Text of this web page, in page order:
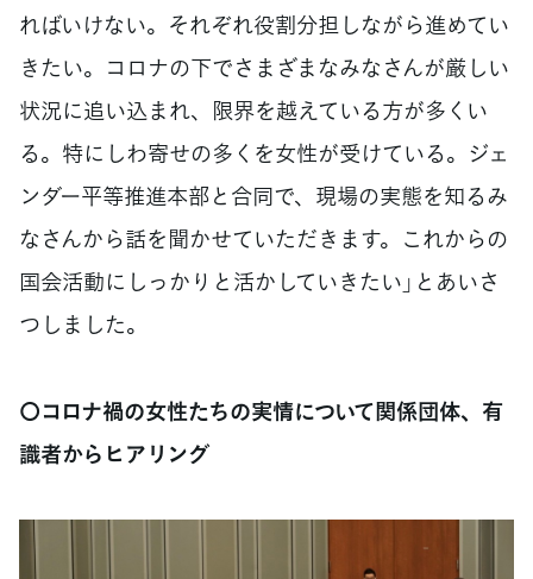
ればいけない。それぞれ役割分担しながら進めてい
きたい。コロナの下でさまざまなみなさんが厳しい
状況に追い込まれ、限界を越えている方が多くい
る。特にしわ寄せの多くを女性が受けている。ジェ
ンダー平等推進本部と合同で、現場の実態を知るみ
なさんから話を聞かせていただきます。これからの
国会活動にしっかりと活かしていきたい」とあいさ
つしました。
〇コロナ禍の女性たちの実情について関係団体、有
識者からヒアリング